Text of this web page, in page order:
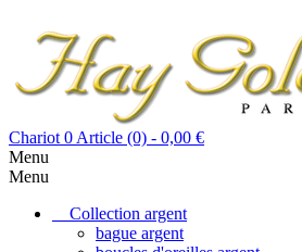
Chariot 0 Article (0) - 0,00 €
Menu
Menu
Collection argent
bague argent